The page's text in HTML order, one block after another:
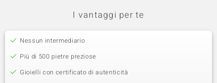
I vantaggi per te
Nessun intermediario
Più di 500 pietre preziose
Gioielli con certificato di autenticità